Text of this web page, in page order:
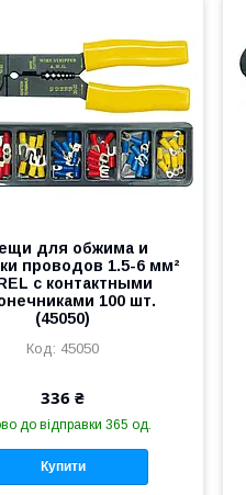
для обжима и
проводов 1.5-6 мм²
с контактными
100 шт.
(45050)
45050
336 ₴
до відправки 365 од.
Купити